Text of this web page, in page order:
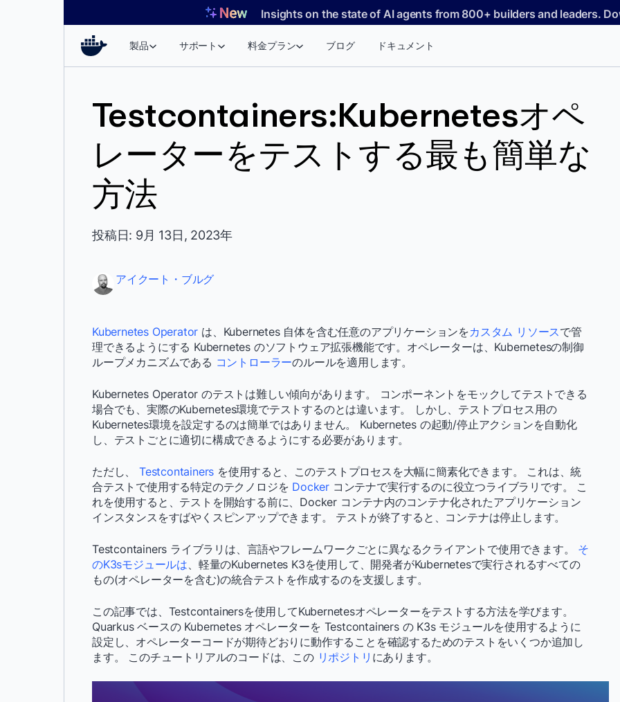
Insights on the state of AI agents from 800+ builders and leaders.
製品 サポート 料金プラン ブログ ドキュメント
Testcontainers:Kubernetesオペ
レーターをテストする最も簡単な
方法
投稿日: 9月 13日, 2023年
アイクート・ブルグ
Kubernetes Operator は、Kubernetes 自体を含む任意のアプリケーションをカスタム リソースで管
理できるようにする Kubernetes のソフトウェア拡張機能です。オペレーターは、Kubernetesの制御
ループメカニズムである コントローラーのルールを適用します。
Kubernetes Operator のテストは難しい傾向があります。 コンポーネントをモックしてテストできる
場合でも、実際のKubernetes環境でテストするのとは違います。 しかし、テストプロセス用の
Kubernetes環境を設定するのは簡単ではありません。 Kubernetes の起動/停止アクションを自動化
し、テストごとに適切に構成できるようにする必要があります。
ただし、 Testcontainers を使用すると、このテストプロセスを大幅に簡素化できます。 これは、統
合テストで使用する特定のテクノロジを Docker コンテナで実行するのに役立つライブラリです。 こ
れを使用すると、テストを開始する前に、Docker コンテナ内のコンテナ化されたアプリケーション
インスタンスをすばやくスピンアップできます。 テストが終了すると、コンテナは停止します。
Testcontainers ライブラリは、言語やフレームワークごとに異なるクライアントで使用できます。 そ
のK3sモジュールは、軽量のKubernetes K3を使用して、開発者がKubernetesで実行されるすべての
もの(オペレーターを含む)の統合テストを作成するのを支援します。
この記事では、Testcontainersを使用してKubernetesオペレーターをテストする方法を学びます。
Quarkus ベースの Kubernetes オペレーターを Testcontainers の K3s モジュールを使用するように
設定し、オペレーターコードが期待どおりに動作することを確認するためのテストをいくつか追加し
ます。 このチュートリアルのコードは、この リポジトリ にあります。